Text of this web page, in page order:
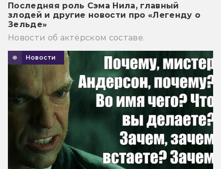
Последняя роль Сэма Нила, главный
злодей и другие новости про «Легенду о
Зельде»
Новости об актёрском составе.
Новости